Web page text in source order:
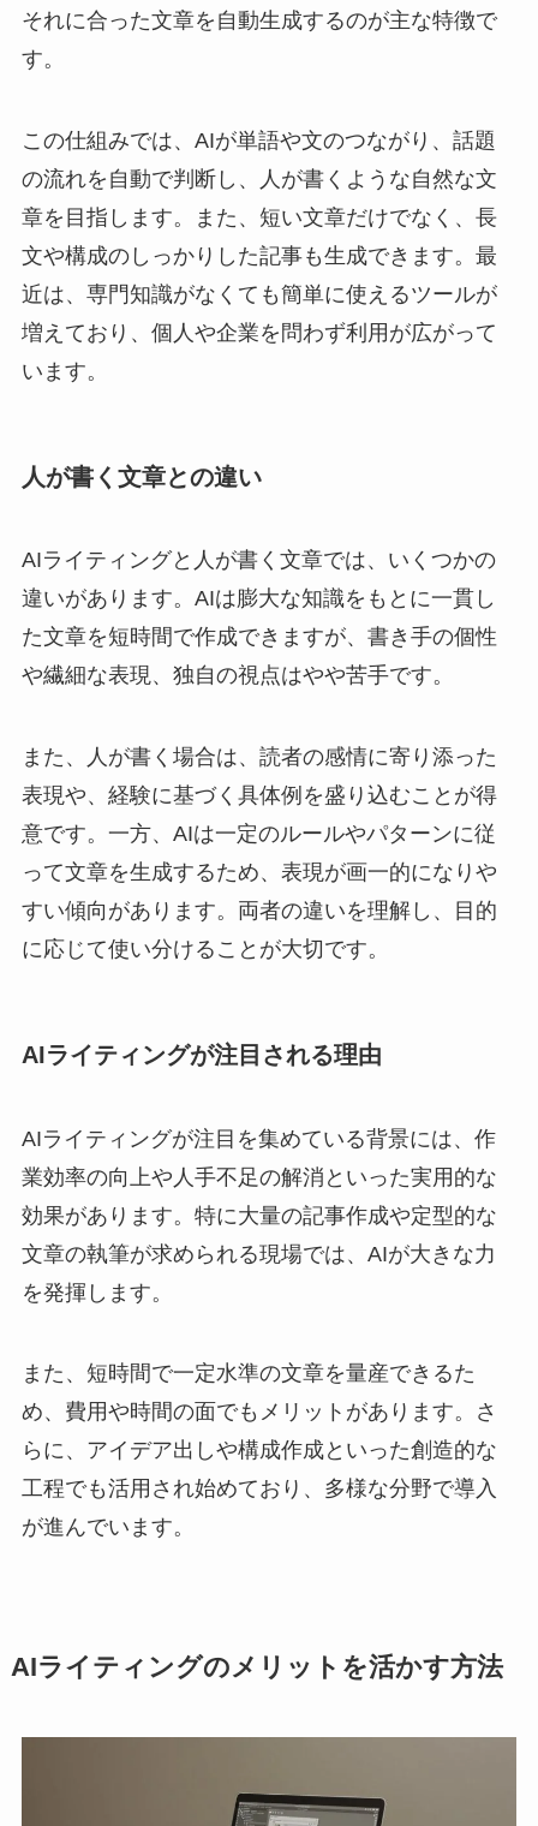
それに合った文章を自動生成するのが主な特徴で
す。
この仕組みでは、AIが単語や文のつながり、話題
の流れを自動で判断し、人が書くような自然な文
章を目指します。また、短い文章だけでなく、長
文や構成のしっかりした記事も生成できます。最
近は、専門知識がなくても簡単に使えるツールが
増えており、個人や企業を問わず利用が広がって
います。
人が書く文章との違い
AIライティングと人が書く文章では、いくつかの
違いがあります。AIは膨大な知識をもとに一貫し
た文章を短時間で作成できますが、書き手の個性
や繊細な表現、独自の視点はやや苦手です。
また、人が書く場合は、読者の感情に寄り添った
表現や、経験に基づく具体例を盛り込むことが得
意です。一方、AIは一定のルールやパターンに従
って文章を生成するため、表現が画一的になりや
すい傾向があります。両者の違いを理解し、目的
に応じて使い分けることが大切です。
AIライティングが注目される理由
AIライティングが注目を集めている背景には、作
業効率の向上や人手不足の解消といった実用的な
効果があります。特に大量の記事作成や定型的な
文章の執筆が求められる現場では、AIが大きな力
を発揮します。
また、短時間で一定水準の文章を量産できるた
め、費用や時間の面でもメリットがあります。さ
らに、アイデア出しや構成作成といった創造的な
工程でも活用され始めており、多様な分野で導入
が進んでいます。
AIライティングのメリットを活かす方法